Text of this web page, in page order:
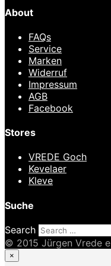
About
FAQs
Service
Marken
Widerruf
Impressum
AGB
Facebook
Stores
VREDE Goch
Kevelaer
Kleve
Suche
Search
© 2015 Jürgen Vrede
×